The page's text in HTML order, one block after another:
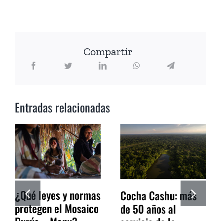
Compartir
Entradas relacionadas
¿Qué leyes y normas
protegen el Mosaico
Cocha Cashu: más
de 50 años al